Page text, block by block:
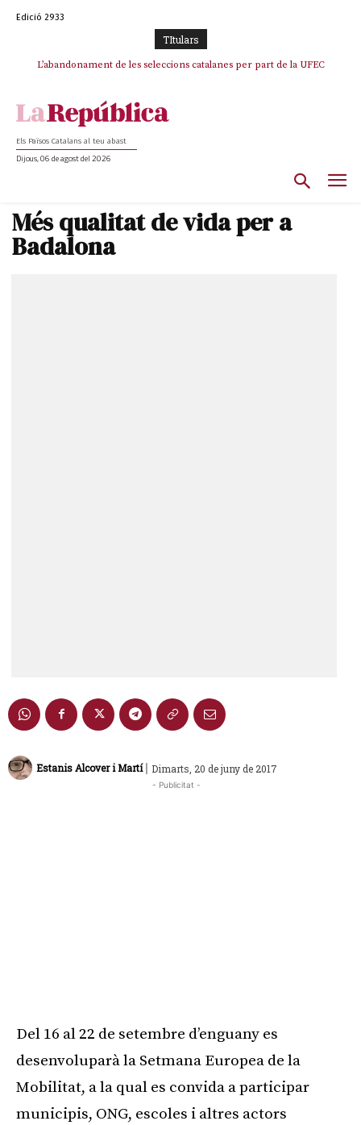
Edició 2933
TItulars
L’abandonament de les seleccions catalanes per part de la UFEC
Els Països Catalans al teu abast
Dijous, 06 de agost del 2026
Més qualitat de vida per a
Badalona
Estanis Alcover i Martí | Dimarts, 20 de juny de 2017
- Publicitat -
Del 16 al 22 de setembre d’enguany es
desenvoluparà la Setmana Europea de la
Mobilitat, a la qual es convida a participar
municipis, ONG, escoles i altres actors